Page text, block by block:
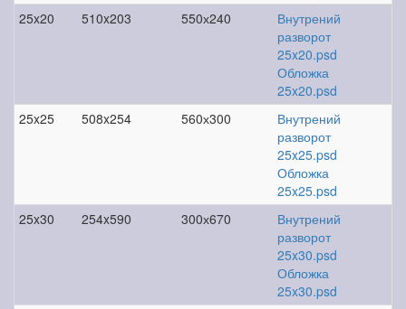
25x20
510x203 550х240
Внутрений
разворот
25x20.psd
Обложка
25x20.psd
25x25
508x254 560х300
Внутрений
разворот
25x25.psd
Обложка
25x25.psd
25x30
254x590 300х670
Внутрений
разворот
25x30.psd
Обложка
25x30.psd